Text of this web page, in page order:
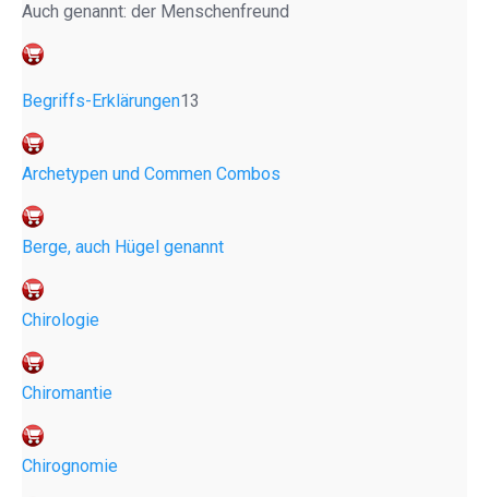
Auch genannt: der Menschenfreund
Begriffs-Erklärungen13
Archetypen und Commen Combos
Berge, auch Hügel genannt
Chirologie
Chiromantie
Chirognomie